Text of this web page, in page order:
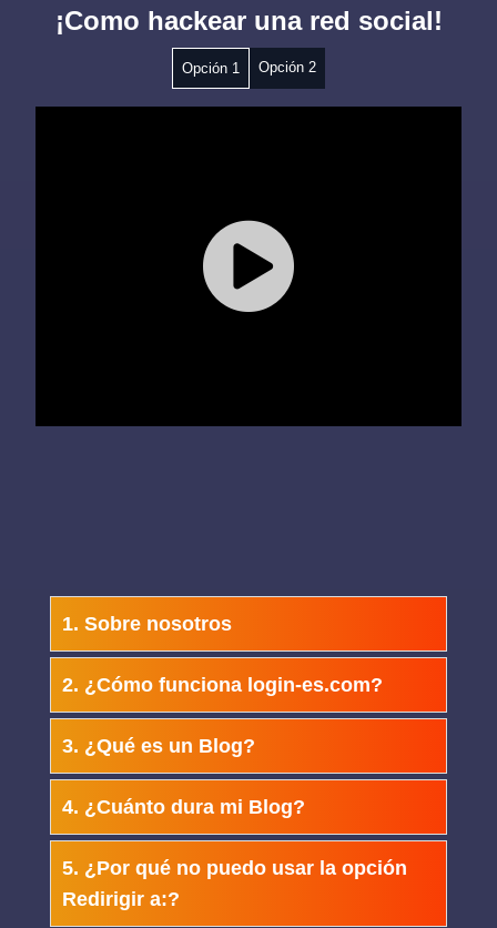
¡Como hackear una red social!
Opción 1 Opción 2
1. Sobre nosotros
2. ¿Cómo funciona login-es.com?
3. ¿Qué es un Blog?
4. ¿Cuánto dura mi Blog?
5. ¿Por qué no puedo usar la opción
Redirigir a:?